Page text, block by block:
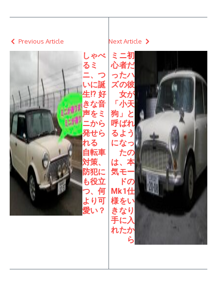
Previous Article
しゃべ
るミ
ニ、つ
いに誕
生⁉︎ 好
きな音
声をミ
ニから
発せら
れる
自転車
対策、
防犯に
も役立
つ、何
より可
愛い？
Next Article
ミニ初
心者だ
ったハ
ズの彼
女が
「小天
狗」と
呼ばれ
るよう
になっ
たの
は、本
気モー
ドの
Mk1仕
様をい
きなり
手に入
れたか
ら